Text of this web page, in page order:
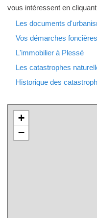
vous intéressent en
Les documents
Vos démarches
L'immobilier à Plessé
Les catastrophes
Historique des
+
−